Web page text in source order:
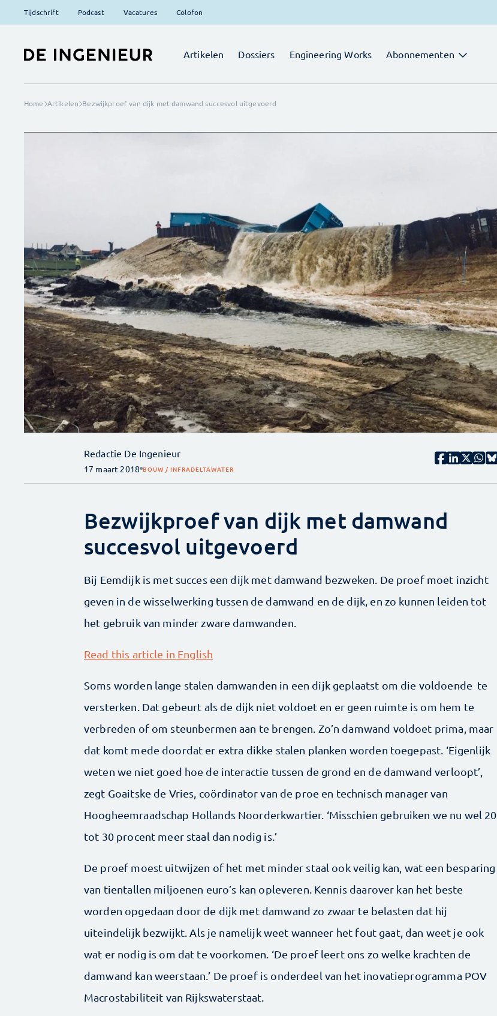
Tijdschrift Podcast Vacatures Colofon
Artikelen Dossiers Engineering Works Abonnementen
Home Artikelen Bezwijkproef van dijk met damwand succesvol uitgevoerd
Redactie De Ingenieur
17 maart 2018 BOUW / INFRADELTAWATER
Bezwijkproef van dijk met damwand
succesvol uitgevoerd
Bij Eemdijk is met succes een dijk met damwand bezweken. De proef moet inzicht
geven in de wisselwerking tussen de damwand en de dijk, en zo kunnen leiden tot
het gebruik van minder zware damwanden.
Read this article in English
Soms worden lange stalen damwanden in een dijk geplaatst om die voldoende te
versterken. Dat gebeurt als de dijk niet voldoet en er geen ruimte is om hem te
verbreden of om steunbermen aan te brengen. Zo’n damwand voldoet prima, maar
dat komt mede doordat er extra dikke stalen planken worden toegepast. ‘Eigenlijk
weten we niet goed hoe de interactie tussen de grond en de damwand verloopt’,
zegt Goaitske de Vries, coördinator van de proe en technisch manager van
Hoogheemraadschap Hollands Noorderkwartier. ‘Misschien gebruiken we nu wel 20
tot 30 procent meer staal dan nodig is.’
De proef moest uitwijzen of het met minder staal ook veilig kan, wat een besparing
van tientallen miljoenen euro’s kan opleveren. Kennis daarover kan het beste
worden opgedaan door de dijk met damwand zo zwaar te belasten dat hij
uiteindelijk bezwijkt. Als je namelijk weet wanneer het fout gaat, dan weet je ook
wat er nodig is om dat te voorkomen. ‘De proef leert ons zo welke krachten de
damwand kan weerstaan.’ De proef is onderdeel van het inovatieprogramma POV
Macrostabiliteit van Rijkswaterstaat.